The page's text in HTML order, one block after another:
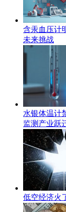
含汞血压计
未来挑战
水银体温计
监测产业跃
低空经济火